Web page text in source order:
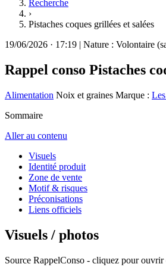
Recherche
›
Pistaches coques grillées et salées
19/06/2026 · 17:19 | Nature : Volontaire
Rappel conso Pistaches
Alimentation Noix et graines Marque :
Sommaire
Aller au contenu
Visuels
Identité produit
Zone de vente
Motif & risques
Préconisations
Liens officiels
Visuels / photos
Source RappelConso - cliquez pour ouvrir